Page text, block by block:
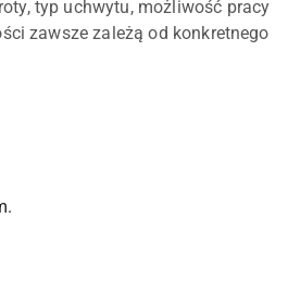
typ uchwytu, możliwość pracy
zawsze zależą od konkretnego